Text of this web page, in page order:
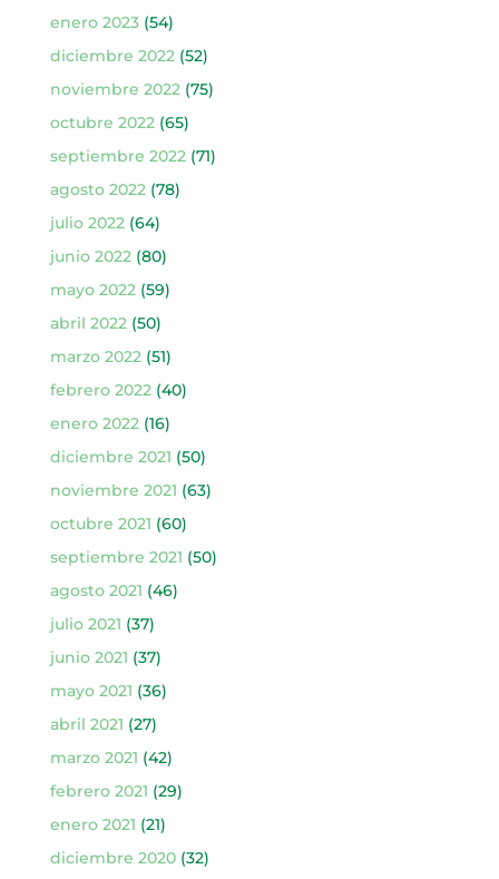
enero 2023(54)
diciembre 2022(52)
noviembre 2022(75)
octubre 2022(65)
septiembre 2022(71)
agosto 2022(78)
julio 2022(64)
junio 2022(80)
mayo 2022(59)
abril 2022(50)
marzo 2022(51)
febrero 2022(40)
enero 2022(16)
diciembre 2021 (50)
noviembre 2021 (63)
octubre 2021 (60)
septiembre 2021 (50)
agosto 2021 (46)
julio 2021 (37)
junio 2021 (37)
mayo 2021 (36)
abril 2021 (27)
marzo 2021 (42)
febrero 2021 (29)
enero 2021 (21)
diciembre 2020(32)